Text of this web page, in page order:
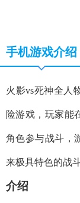
手机游戏介绍
火影vs死神全人
险游戏，玩家能
角色参与战斗，
来极具特色的战
介绍